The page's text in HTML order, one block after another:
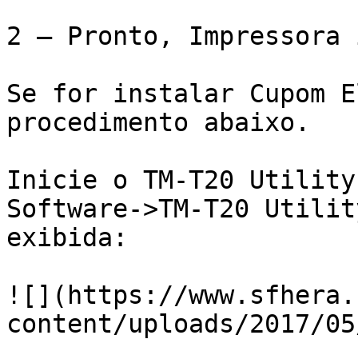
2 – Pronto, Impressora
Se for instalar Cupom
procedimento abaixo.
Inicie o TM-T20 Utility
Software->TM-T20
exibida:
![](https://
content/uploads/2017/